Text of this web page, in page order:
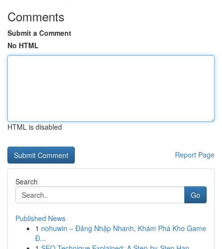
Comments
Submit a Comment
No HTML
HTML is disabled
Report Page
Search
Go
Published News
1 nohuwin – Đăng Nhập Nhanh, Khám Phá Kho Game
Đ...